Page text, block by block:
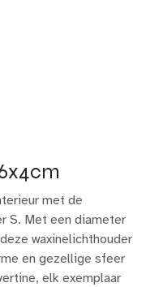
met de
S. Met een diameter
waxinelichthouder
en gezellige sfeer
elk exemplaar